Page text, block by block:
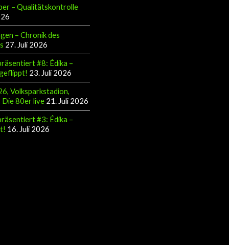
– Qualitätskontrolle
– Chronik des
27. Juli 2026
#8: Édika –
23. Juli 2026
Volksparkstadion,
80er live 21. Juli 2026
#3: Édika –
16. Juli 2026